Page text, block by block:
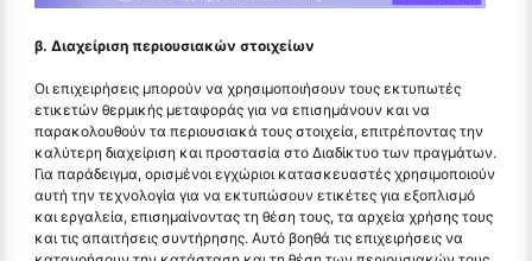
β. Διαχείριση περιουσιακών στοιχείων
Οι επιχειρήσεις μπορούν να χρησιμοποιήσουν τους εκτυπωτές
ετικετών θερμικής μεταφοράς για να επισημάνουν και να
παρακολουθούν τα περιουσιακά τους στοιχεία, επιτρέποντας την
καλύτερη διαχείριση και προστασία στο Διαδίκτυο των πραγμάτων.
Για παράδειγμα, ορισμένοι εγχώριοι κατασκευαστές χρησιμοποιούν
αυτή την τεχνολογία για να εκτυπώσουν ετικέτες για εξοπλισμό
και εργαλεία, επισημαίνοντας τη θέση τους, τα αρχεία χρήσης τους
και τις απαιτήσεις συντήρησης. Αυτό βοηθά τις επιχειρήσεις να